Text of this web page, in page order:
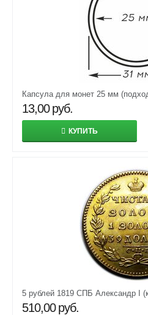
Капсула для монет 25 мм
13,00 руб.
КУПИТЬ
5 рублей 1819 СПБ Александр I
510,00 руб.